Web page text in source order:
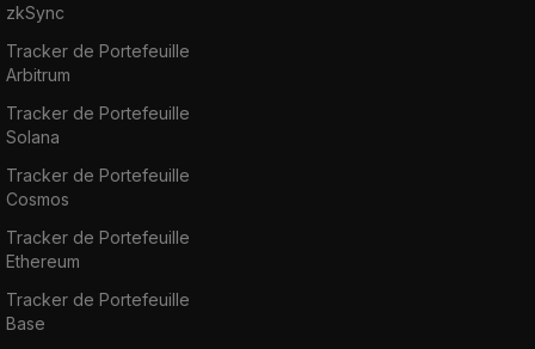
zkSync
Tracker de Portefeuille
Arbitrum
Tracker de Portefeuille
Solana
Tracker de Portefeuille
Cosmos
Tracker de Portefeuille
Ethereum
Tracker de Portefeuille
Base